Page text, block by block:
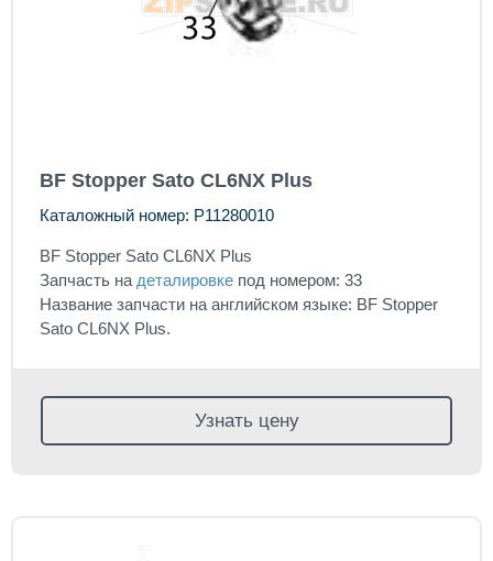
BF Stopper Sato CL6NX Plus
Каталожный номер: P11280010
BF Stopper Sato CL6NX Plus
Запчасть на деталировке под номером: 33
Название запчасти на английском языке: BF Stopper
Sato CL6NX Plus.
Узнать цену